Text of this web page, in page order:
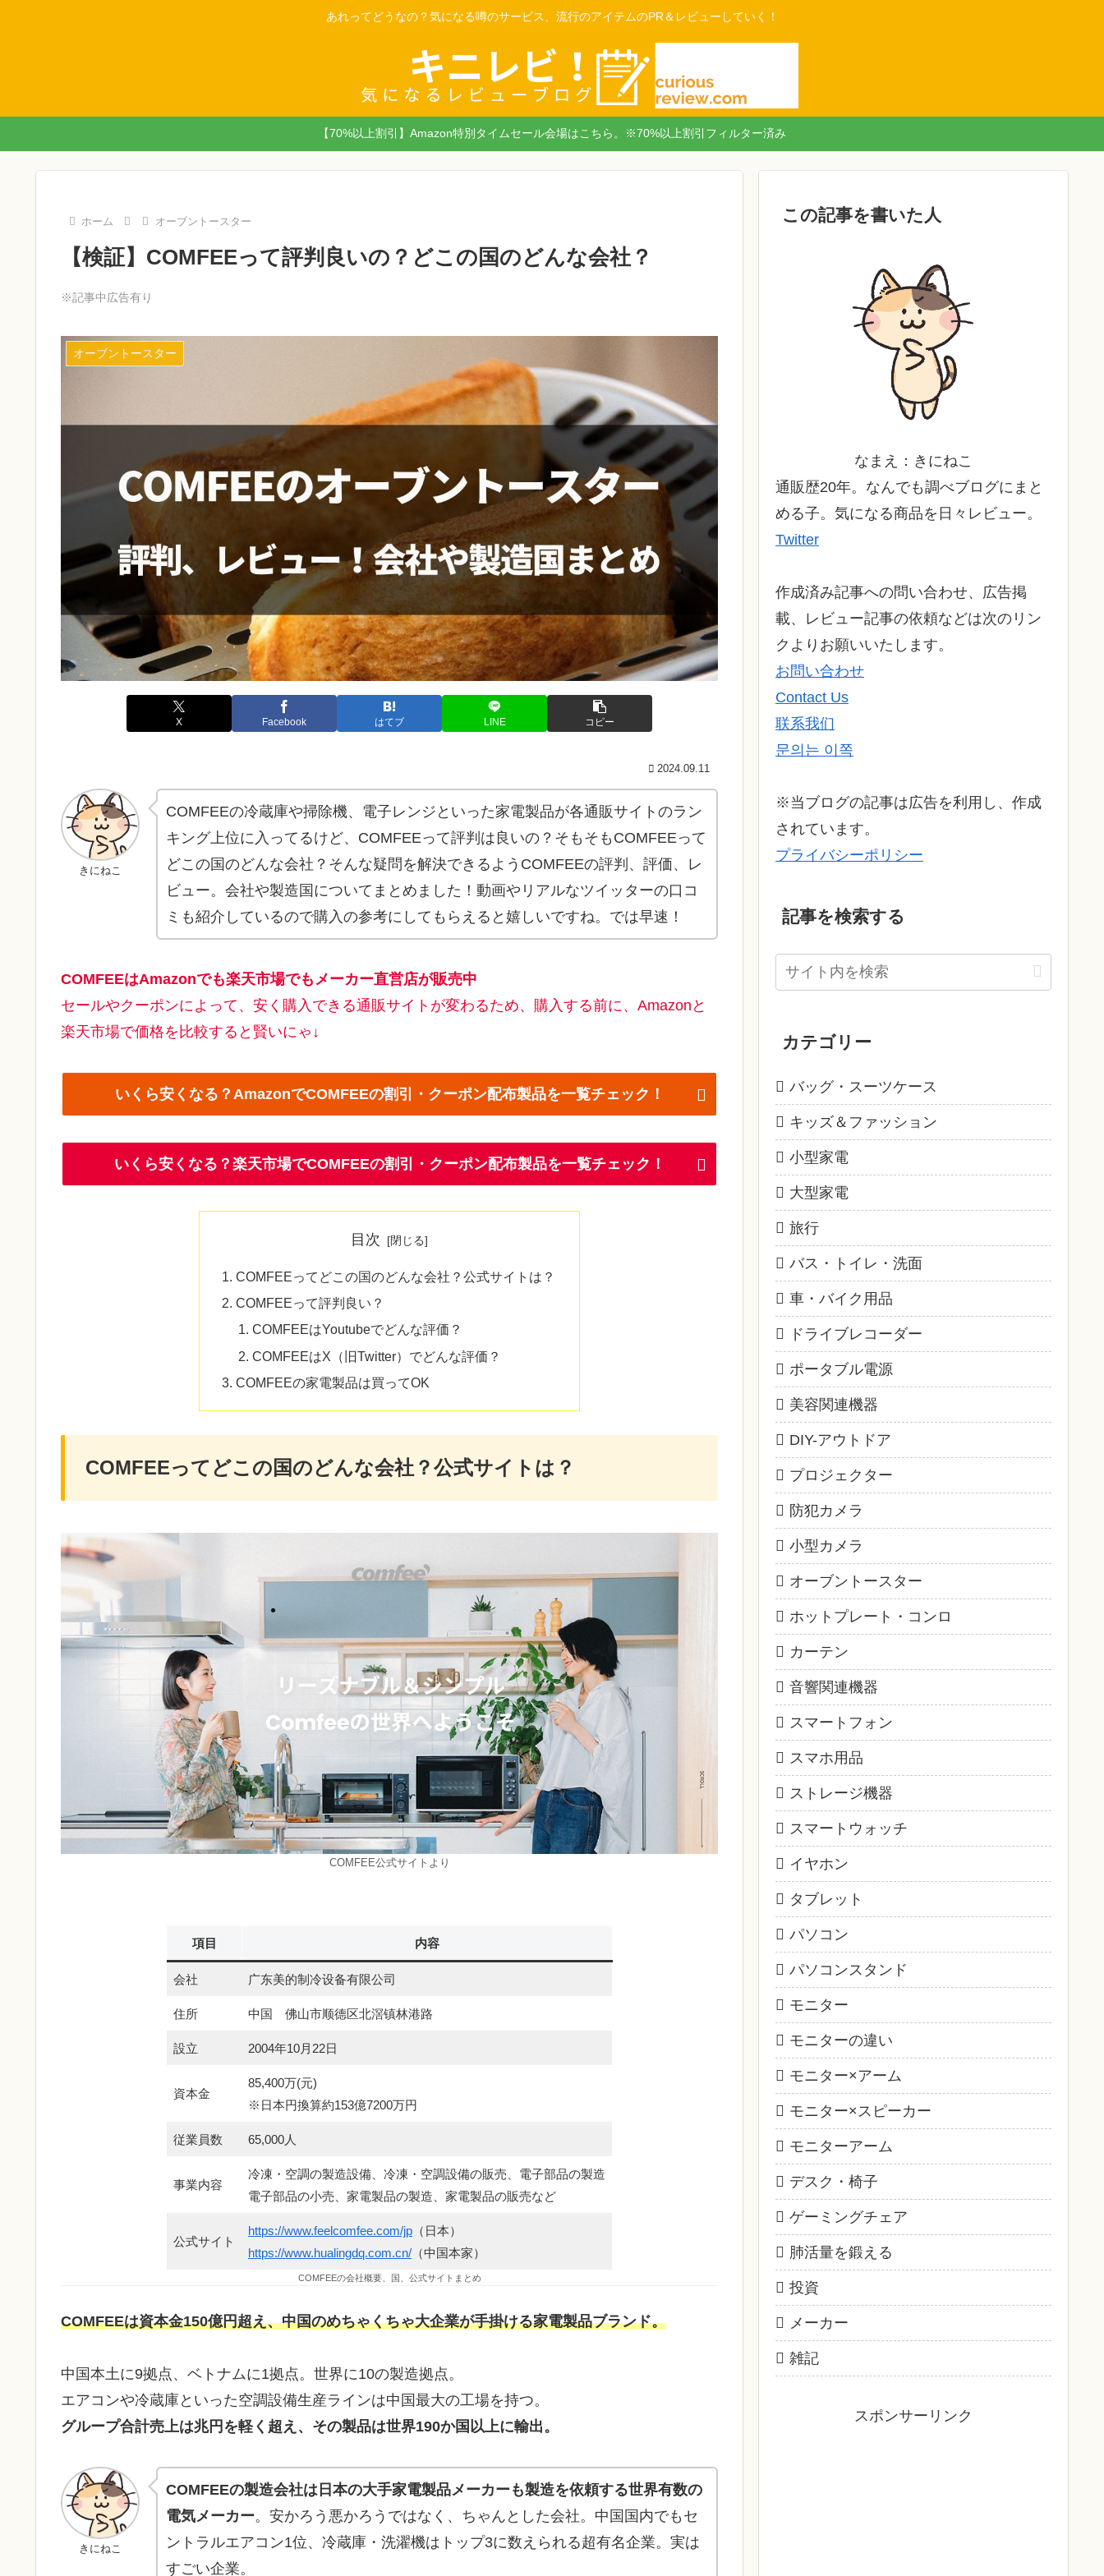
あれってどうなの？気になる噂のサービス、流行のアイテムのPR＆レビューしていく！
【70%以上割引】Amazon特別タイムセール会場はこちら。※70%以上割引フィルター済み
ホーム オーブントースター
【検証】COMFEEって評判良いの？どこの国のどんな会社？
※記事中広告有り
オーブントースター
X Facebook はてブ LINE コピー
2024.09.11
きにねこ
COMFEEの冷蔵庫や掃除機、電子レンジといった家電製品が各通販サイトのラン
キング上位に入ってるけど、COMFEEって評判は良いの？そもそもCOMFEEって
どこの国のどんな会社？そんな疑問を解決できるようCOMFEEの評判、評価、レ
ビュー。会社や製造国についてまとめました！動画やリアルなツイッターの口コ
ミも紹介しているので購入の参考にしてもらえると嬉しいですね。では早速！
COMFEEはAmazonでも楽天市場でもメーカー直営店が販売中
セールやクーポンによって、安く購入できる通販サイトが変わるため、購入する前に、Amazonと
楽天市場で価格を比較すると賢いにゃ↓
いくら安くなる？AmazonでCOMFEEの割引・クーポン配布製品を一覧チェック！
いくら安くなる？楽天市場でCOMFEEの割引・クーポン配布製品を一覧チェック！
目次
COMFEEってどこの国のどんな会社？公式サイトは？
COMFEEって評判良い？
COMFEEはYoutubeでどんな評価？
COMFEEはX（旧Twitter）でどんな評価？
COMFEEの家電製品は買ってOK
COMFEEってどこの国のどんな会社？公式サイトは？
COMFEE公式サイトより
項目 内容
会社 广东美的制冷设备有限公司
住所 中国 佛山市顺德区北滘镇林港路
設立 2004年10月22日
資本金
85,400万(元)
※日本円換算約153億7200万円
従業員数 65,000人
事業内容
冷凍・空調の製造設備、冷凍・空調設備の販売、電子部品の製造
電子部品の小売、家電製品の製造、家電製品の販売など
公式サイト
https://www.feelcomfee.com/jp （日本）
https://www.hualingdq.com.cn/ （中国本家）
COMFEEの会社概要、国、公式サイトまとめ
COMFEEは資本金150億円超え、中国のめちゃくちゃ大企業が手掛ける家電製品ブランド。
中国本土に9拠点、ベトナムに1拠点。世界に10の製造拠点。
エアコンや冷蔵庫といった空調設備生産ラインは中国最大の工場を持つ。
グループ合計売上は兆円を軽く超え、その製品は世界190か国以上に輸出。
きにねこ
COMFEEの製造会社は日本の大手家電製品メーカーも製造を依頼する世界有数の
電気メーカー。安かろう悪かろうではなく、ちゃんとした会社。中国国内でもセ
ントラルエアコン1位、冷蔵庫・洗濯機はトップ3に数えられる超有名企業。実は
すごい企業。
この記事を書いた人
なまえ：きにねこ
通販歴20年。なんでも調べブログにまと
める子。気になる商品を日々レビュー。
Twitter
作成済み記事への問い合わせ、広告掲
載、レビュー記事の依頼などは次のリン
クよりお願いいたします。
お問い合わせ
Contact Us
联系我们
문의는 이쪽
※当ブログの記事は広告を利用し、作成
されています。
プライバシーポリシー
記事を検索する
カテゴリー
バッグ・スーツケース
キッズ＆ファッション
小型家電
大型家電
旅行
バス・トイレ・洗面
車・バイク用品
ドライブレコーダー
ポータブル電源
美容関連機器
DIY-アウトドア
プロジェクター
防犯カメラ
小型カメラ
オーブントースター
ホットプレート・コンロ
カーテン
音響関連機器
スマートフォン
スマホ用品
ストレージ機器
スマートウォッチ
イヤホン
タブレット
パソコン
パソコンスタンド
モニター
モニターの違い
モニター×アーム
モニター×スピーカー
モニターアーム
デスク・椅子
ゲーミングチェア
肺活量を鍛える
投資
メーカー
雑記
スポンサーリンク